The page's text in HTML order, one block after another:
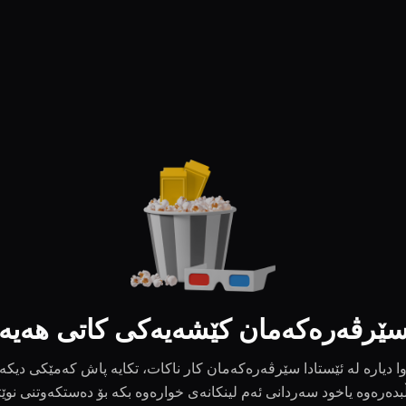
کێشەیەکی کاتی
وا دیارە لە ئێستادا سێرڤەرەکەمان کار ناکات، تکایە پاش کەمێکی دیکە
یاخود سەردانی ئەم لینکانەی خوارەوە بکە بۆ دەستکەوتنی